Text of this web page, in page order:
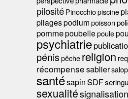
pilositéPinocchiopiscine
pliagespodiumpoisson
pommepoubellepoule
psychiatrie
pénispêchereligion
récompensesablier
santésapinSDF
sexualitésignalisation